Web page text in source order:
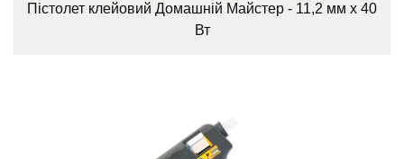
Пістолет клейовий Домашній Майстер - 11,2 мм x 40
Вт